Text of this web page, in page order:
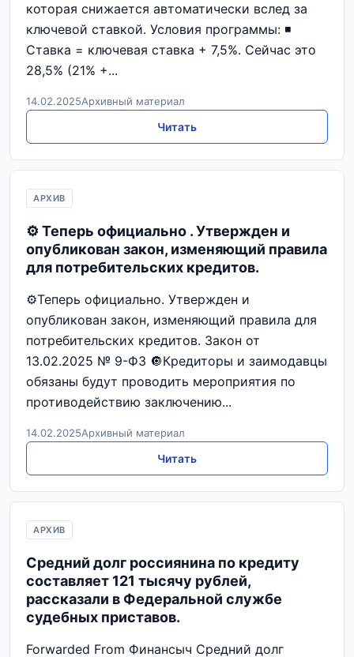
которая снижается автоматически вслед за
ключевой ставкой. Условия программы: ◾️
Ставка = ключевая ставка + 7,5%. Сейчас это
28,5% (21% +...
14.02.2025Архивный материал
Читать
АРХИВ
⚙️ Теперь официально . Утвержден и
опубликован закон, изменяющий правила
для потребительских кредитов.
⚙️Теперь официально. Утвержден и
опубликован закон, изменяющий правила для
потребительских кредитов. Закон от
13.02.2025 № 9-ФЗ 🔘Кредиторы и заимодавцы
обязаны будут проводить мероприятия по
противодействию заключению...
14.02.2025Архивный материал
Читать
АРХИВ
Средний долг россиянина по кредиту
составляет 121 тысячу рублей,
рассказали в Федеральной службе
судебных приставов.
Forwarded From Финансыч Средний долг